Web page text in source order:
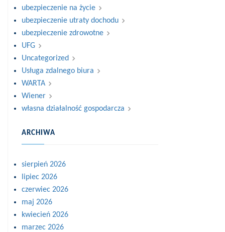
ubezpieczenie na życie
ubezpieczenie utraty dochodu
ubezpieczenie zdrowotne
UFG
Uncategorized
Usługa zdalnego biura
WARTA
Wiener
własna działalność gospodarcza
ARCHIWA
sierpień 2026
lipiec 2026
czerwiec 2026
maj 2026
kwiecień 2026
marzec 2026